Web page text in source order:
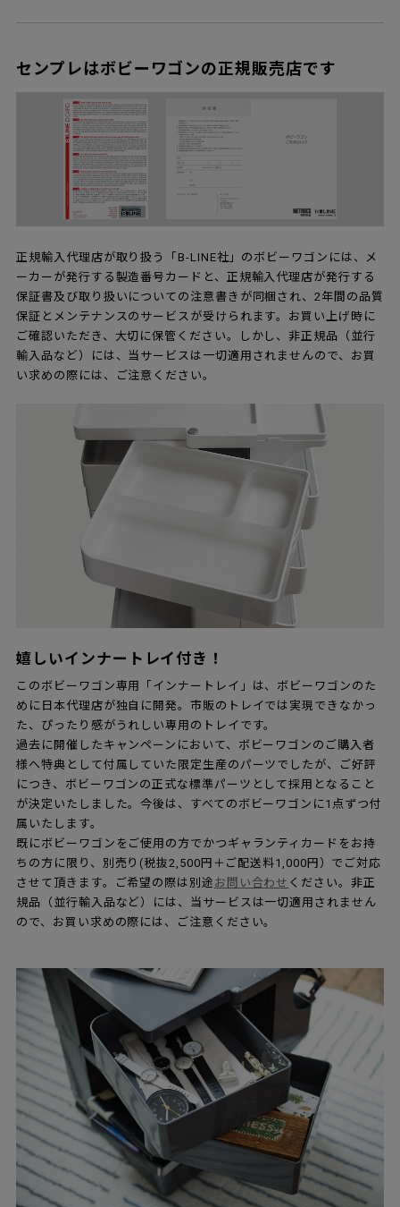
センプレはボビーワゴンの正規販売店です
正規輸入代理店が取り扱う「B-LINE社」のボビーワゴンには、メ
ーカーが発行する製造番号カードと、正規輸入代理店が発行する
保証書及び取り扱いについての注意書きが同梱され、2年間の品質
保証とメンテナンスのサービスが受けられます。お買い上げ時に
ご確認いただき、大切に保管ください。しかし、非正規品（並行
輸入品など）には、当サービスは一切適用されませんので、お買
い求めの際には、ご注意ください。
嬉しいインナートレイ付き！
このボビーワゴン専用「インナートレイ」は、ボビーワゴンのた
めに日本代理店が独自に開発。市販のトレイでは実現できなかっ
た、ぴったり感がうれしい専用のトレイです。
過去に開催したキャンペーンにおいて、ボビーワゴンのご購入者
様へ特典として付属していた限定生産のパーツでしたが、ご好評
につき、ボビーワゴンの正式な標準パーツとして採用となること
が決定いたしました。今後は、すべてのボビーワゴンに1点ずつ付
属いたします。
既にボビーワゴンをご使用の方でかつギャランティカードをお持
ちの方に限り、別売り(税抜2,500円＋ご配送料1,000円）でご対応
させて頂きます。ご希望の際は別途 お問い合わせ ください。非正
規品（並行輸入品など）には、当サービスは一切適用されません
ので、お買い求めの際には、ご注意ください。